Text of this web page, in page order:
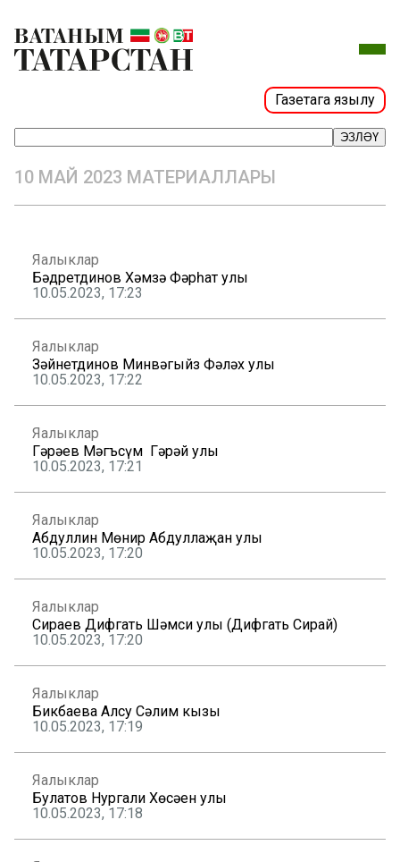
Газетага язылу
ЭЗЛӘҮ
10 МАЙ 2023 МАТЕРИАЛЛАРЫ
Яңалыклар
Бәдретдинов Хәмзә Фәрһат улы
10.05.2023, 17:23
Яңалыклар
Зәйнетдинов Минвәгыйз Фәләх улы
10.05.2023, 17:22
Яңалыклар
Гәрәев Мәгъсүм Гәрәй улы
10.05.2023, 17:21
Яңалыклар
Абдуллин Мөнир Абдуллаҗан улы
10.05.2023, 17:20
Яңалыклар
Сираев Дифгать Шәмси улы (Дифгать Сирай)
10.05.2023, 17:20
Яңалыклар
Бикбаева Алсу Сәлим кызы
10.05.2023, 17:19
Яңалыклар
Булатов Нургали Хөсәен улы
10.05.2023, 17:18